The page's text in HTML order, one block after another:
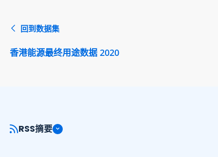
回到数据集
香港能源最终用途数据 2020
RSS摘要